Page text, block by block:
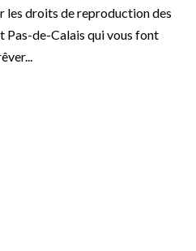
les droits de reproduction des
Pas-de-Calais qui vous font